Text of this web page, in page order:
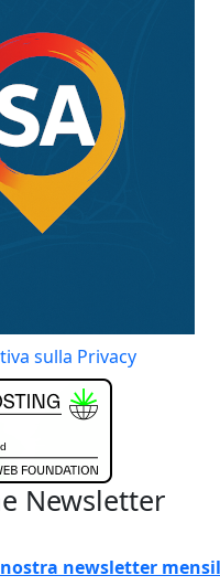
sulla Privacy
Newsletter
newsletter